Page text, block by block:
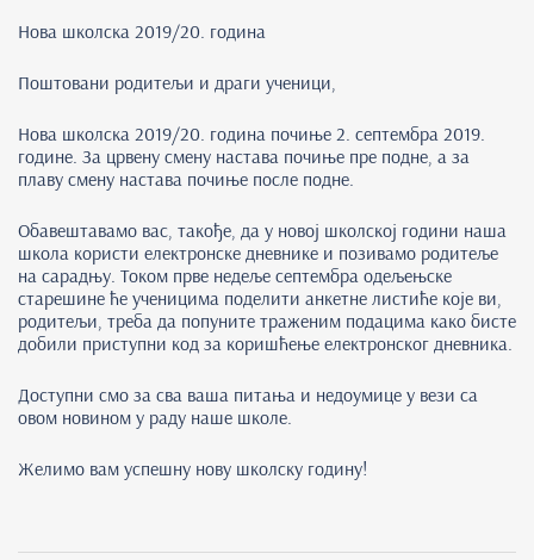
Нова школска 2019/20. година
Поштовани родитељи и драги ученици,
Нова школска 2019/20. година почиње 2. септембра 2019.
године. За црвену смену настава почиње пре подне, а за
плаву смену настава почиње после подне.
Обавештавамо вас, такође, да у новој школској години наша
школа користи електронске дневнике и позивамо родитеље
на сарадњу. Током прве недеље септембра одељењске
старешине ће ученицима поделити анкетне листиће које ви,
родитељи, треба да попуните траженим подацима како бисте
добили приступни код за коришћење електронског дневника.
Доступни смо за сва ваша питања и недоумице у вези са
овом новином у раду наше школе.
Желимо вам успешну нову школску годину!